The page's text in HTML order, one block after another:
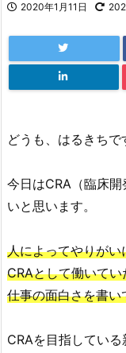
2020年1月11日
どうも、はるきちで
今日はCRA（臨床
いと思います。
人によってやりが
CRAとして働いて
仕事の面白さを書
CRAを目指してい